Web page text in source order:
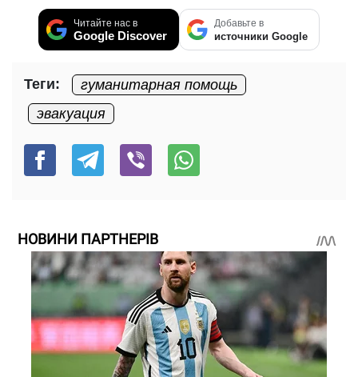
Читайте нас в
Google Discover
Добавьте в
источники Google
Теги:
гуманитарная помощь
эвакуация
НОВИНИ ПАРТНЕРІВ